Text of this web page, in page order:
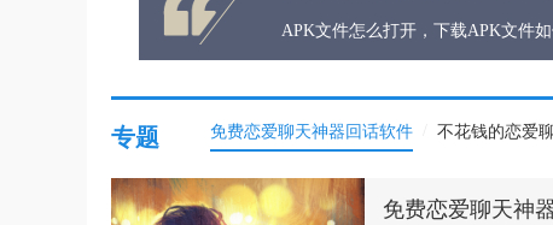
APK文件怎么打开，下载APK文件
专题 免费恋爱聊天神器回话软件 不花钱的恋爱
免费恋爱聊天神